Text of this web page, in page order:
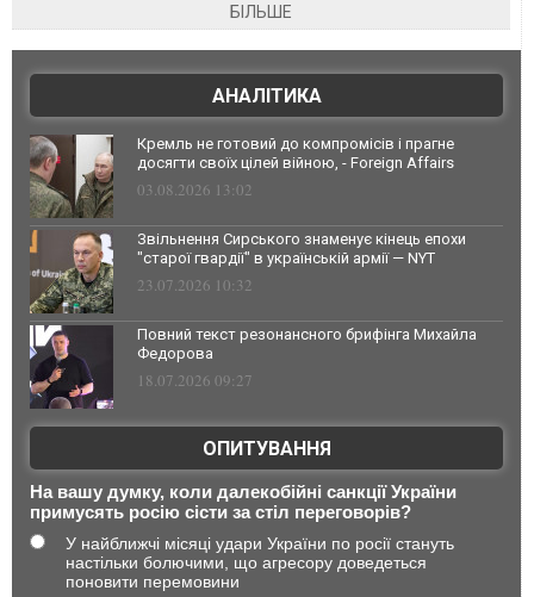
БІЛЬШЕ
АНАЛІТИКА
Кремль не готовий до компромісів і прагне
досягти своїх цілей війною, - Foreign Affairs
03.08.2026 13:02
Звільнення Сирського знаменує кінець епохи
"старої гвардії" в українській армії — NYT
23.07.2026 10:32
Повний текст резонансного брифінга Михайла
Федорова
18.07.2026 09:27
ОПИТУВАННЯ
На вашу думку, коли далекобійні санкції України
примусять росію сісти за стіл переговорів?
У найближчі місяці удари України по росії стануть
настільки болючими, що агресору доведеться
поновити перемовини